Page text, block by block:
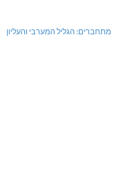
מתחברים: הגליל המערבי והעליון